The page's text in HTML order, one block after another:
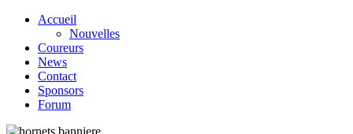
Accueil
Nouvelles
Coureurs
News
Contact
Sponsors
Forum